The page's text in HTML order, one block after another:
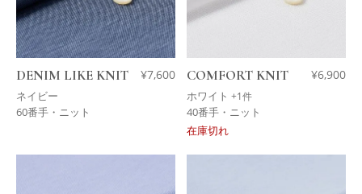
DENIM LIKE KNIT
ネイビー
¥7,600
60番手・ニット
COMFORT KNIT
ホワイト +1件
¥6,900
40番手・ニット
在庫切れ